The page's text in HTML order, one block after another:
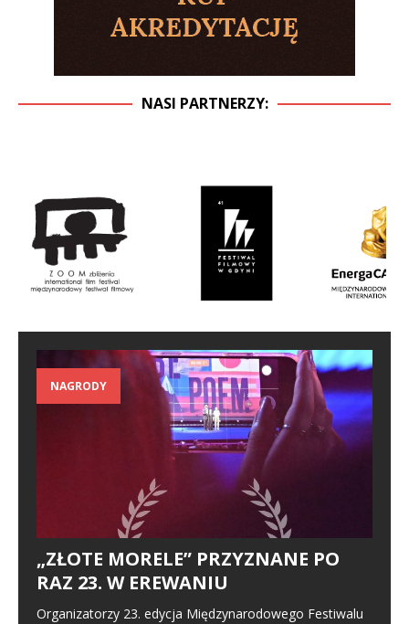
NASI PARTNERZY:
NAGRODY
„ZŁOTE MORELE” PRZYZNANE PO
RAZ 23. W EREWANIU
Organizatorzy 23. edycja Międzynarodowego Festiwalu